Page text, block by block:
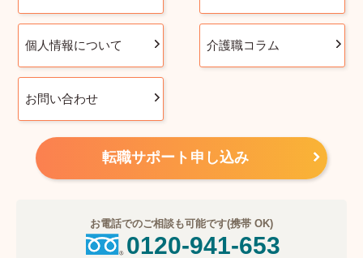
個人情報について 介護職コラム
お問い合わせ
転職サポート申し込み
お電話でのご相談も可能です(携帯 OK)
0120-941-653